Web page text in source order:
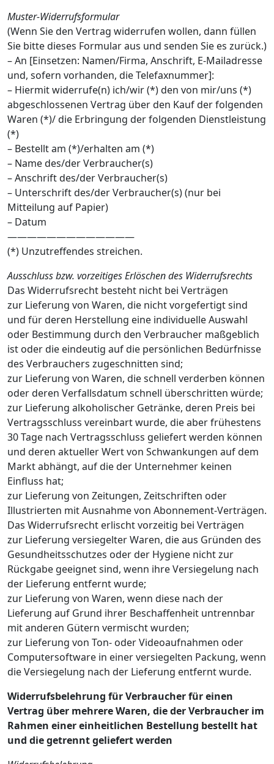
Muster-Widerrufsformular
(Wenn Sie den Vertrag widerrufen wollen, dann füllen
Sie bitte dieses Formular aus und senden Sie es zurück.)
– An [Einsetzen: Namen/Firma, Anschrift, E-Mailadresse
und, sofern vorhanden, die Telefaxnummer]:
– Hiermit widerrufe(n) ich/wir (*) den von mir/uns (*)
abgeschlossenen Vertrag über den Kauf der folgenden
Waren (*)/ die Erbringung der folgenden Dienstleistung
(*)
– Bestellt am (*)/erhalten am (*)
– Name des/der Verbraucher(s)
– Anschrift des/der Verbraucher(s)
– Unterschrift des/der Verbraucher(s) (nur bei
Mitteilung auf Papier)
– Datum
—————————————
(*) Unzutreffendes streichen.
Ausschluss bzw. vorzeitiges Erlöschen des Widerrufsrechts
Das Widerrufsrecht besteht nicht bei Verträgen
zur Lieferung von Waren, die nicht vorgefertigt sind
und für deren Herstellung eine individuelle Auswahl
oder Bestimmung durch den Verbraucher maßgeblich
ist oder die eindeutig auf die persönlichen Bedürfnisse
des Verbrauchers zugeschnitten sind;
zur Lieferung von Waren, die schnell verderben können
oder deren Verfallsdatum schnell überschritten würde;
zur Lieferung alkoholischer Getränke, deren Preis bei
Vertragsschluss vereinbart wurde, die aber frühestens
30 Tage nach Vertragsschluss geliefert werden können
und deren aktueller Wert von Schwankungen auf dem
Markt abhängt, auf die der Unternehmer keinen
Einfluss hat;
zur Lieferung von Zeitungen, Zeitschriften oder
Illustrierten mit Ausnahme von Abonnement-Verträgen.
Das Widerrufsrecht erlischt vorzeitig bei Verträgen
zur Lieferung versiegelter Waren, die aus Gründen des
Gesundheitsschutzes oder der Hygiene nicht zur
Rückgabe geeignet sind, wenn ihre Versiegelung nach
der Lieferung entfernt wurde;
zur Lieferung von Waren, wenn diese nach der
Lieferung auf Grund ihrer Beschaffenheit untrennbar
mit anderen Gütern vermischt wurden;
zur Lieferung von Ton- oder Videoaufnahmen oder
Computersoftware in einer versiegelten Packung, wenn
die Versiegelung nach der Lieferung entfernt wurde.
Widerrufsbelehrung für Verbraucher für einen
Vertrag über mehrere Waren, die der Verbraucher im
Rahmen einer einheitlichen Bestellung bestellt hat
und die getrennt geliefert werden